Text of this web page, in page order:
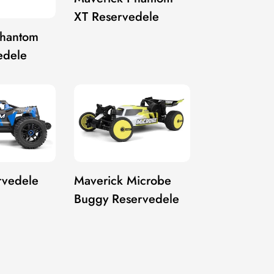
XT Reservedele
Maverick Microbe
Buggy Reservedele